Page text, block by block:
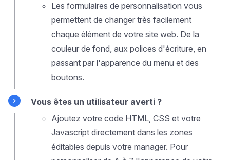
Les formulaires de personnalisation vous
permettent de changer très facilement
chaque élément de votre site web. De la
couleur de fond, aux polices d'écriture, en
passant par l'apparence du menu et des
boutons.
Vous êtes un utilisateur averti ?
Ajoutez votre code HTML, CSS et votre
Javascript directement dans les zones
éditables depuis votre manager. Pour